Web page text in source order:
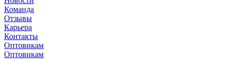
Команда
Отзывы
Карьера
Контакты
Оптовикам
Оптовикам